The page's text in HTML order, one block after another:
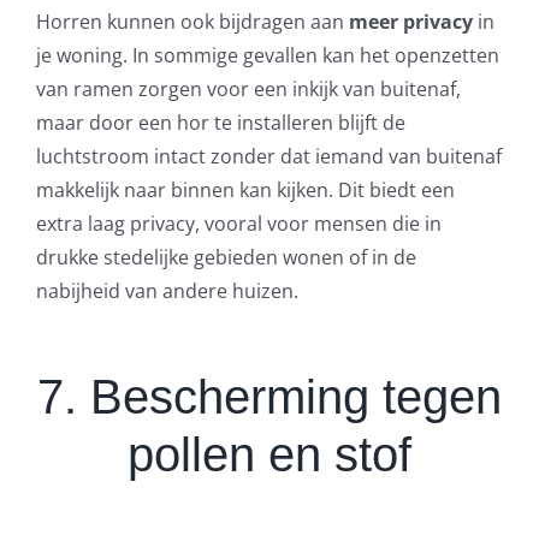
Horren kunnen ook bijdragen aan meer privacyin
je woning. In sommige gevallen kan het openzetten
van ramen zorgen voor een inkijk van buitenaf,
maar door een hor te installeren blijft de
luchtstroom intact zonder dat iemand van buitenaf
makkelijk naar binnen kan kijken. Dit biedt een
extra laag privacy, vooral voor mensen die in
drukke stedelijke gebieden wonen of in de
nabijheid van andere huizen.
7. Bescherming tegen
pollen en stof